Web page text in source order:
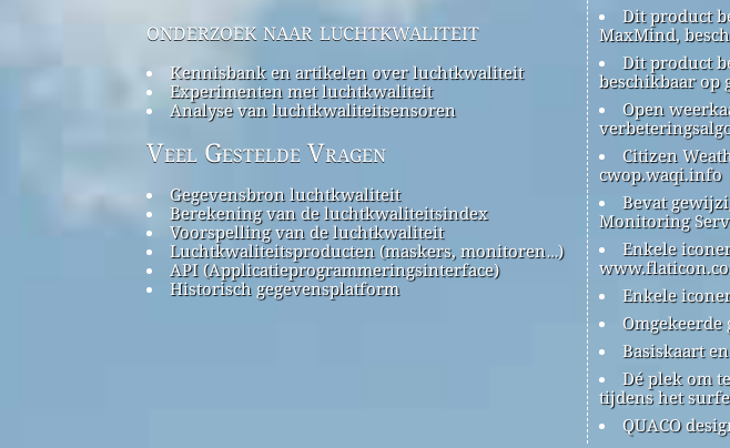
onderzoek naar luchtkwaliteit
Kennisbank en artikelen over luchtkwaliteit
Experimenten met luchtkwaliteit
Analyse van luchtkwaliteitsensoren
Veel Gestelde Vragen
Gegevensbron luchtkwaliteit
Berekening van de luchtkwaliteitsindex
Voorspelling van de luchtkwaliteit
Luchtkwaliteitsproducten (maskers, monitoren…)
API (Applicatieprogrammeringsinterface)
Historisch gegevensplatform
Dit product
MaxMind,
Dit product
beschikbaar op
Open
Citizen
cwop.waqi.info
Bevat
Monitoring
Enkele
Enkele
Basiskaart
Dé plek om
tijdens het
QUACO